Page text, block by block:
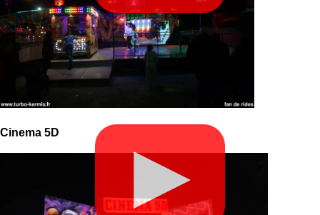
▶
Cinema 5D